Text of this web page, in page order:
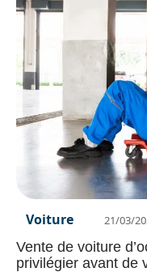
Voiture 21/03/
Vente de voiture
privilégier avant de